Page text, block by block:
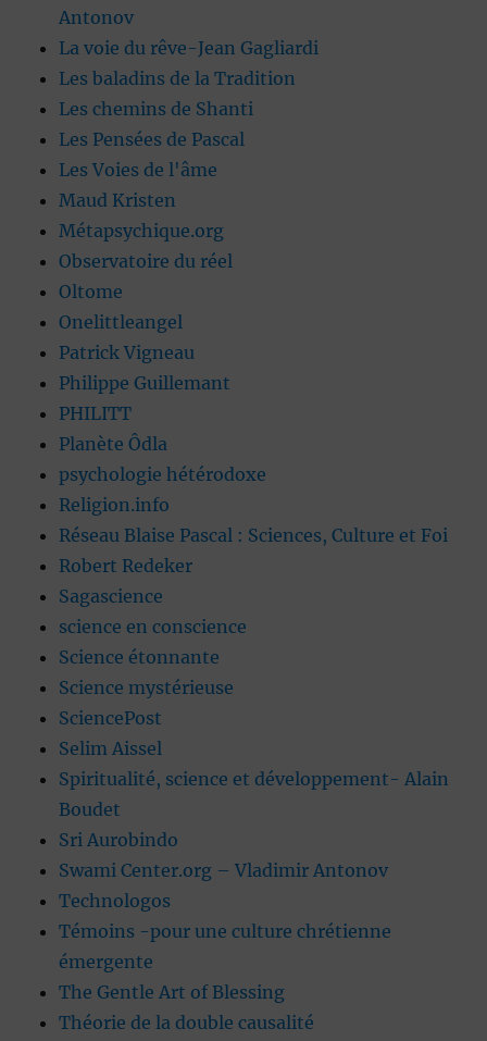
Antonov
La voie du rêve-Jean Gagliardi
Les baladins de la Tradition
Les chemins de Shanti
Les Pensées de Pascal
Les Voies de l'âme
Maud Kristen
Métapsychique.org
Observatoire du réel
Oltome
Onelittleangel
Patrick Vigneau
Philippe Guillemant
PHILITT
Planète Ôdla
psychologie hétérodoxe
Religion.info
Réseau Blaise Pascal : Sciences, Culture et Foi
Robert Redeker
Sagascience
science en conscience
Science étonnante
Science mystérieuse
SciencePost
Selim Aissel
Spiritualité, science et développement- Alain
Boudet
Sri Aurobindo
Swami Center.org – Vladimir Antonov
Technologos
Témoins -pour une culture chrétienne
émergente
The Gentle Art of Blessing
Théorie de la double causalité